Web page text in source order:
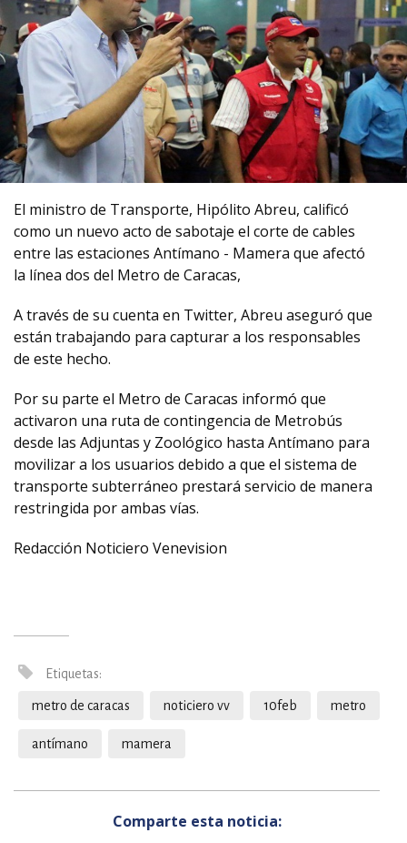
El ministro de Transporte, Hipólito Abreu, calificó
como un nuevo acto de sabotaje el corte de cables
entre las estaciones Antímano - Mamera que afectó
la línea dos del Metro de Caracas,
A través de su cuenta en Twitter, Abreu aseguró que
están trabajando para capturar a los responsables
de este hecho.
Por su parte el Metro de Caracas informó que
activaron una ruta de contingencia de Metrobús
desde las Adjuntas y Zoológico hasta Antímano para
movilizar a los usuarios debido a que el sistema de
transporte subterráneo prestará servicio de manera
restringida por ambas vías.
Redacción Noticiero Venevision
Etiquetas:
metro de caracas noticiero vv 10feb metro
antímano mamera
Comparte esta noticia: